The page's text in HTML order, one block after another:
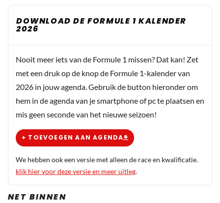
DOWNLOAD DE FORMULE 1 KALENDER
2026
Nooit meer iets van de Formule 1 missen? Dat kan! Zet
met een druk op de knop de Formule 1-kalender van
2026 in jouw agenda. Gebruik de button hieronder om
hem in de agenda van je smartphone of pc te plaatsen en
mis geen seconde van het nieuwe seizoen!
+ TOEVOEGEN AAN AGENDA
We hebben ook een versie met alleen de race en kwalificatie.
klik hier voor deze versie en meer uitleg.
NET BINNEN